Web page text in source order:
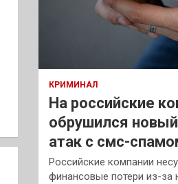
КРИМИНАЛ
На российские
обрушился
атак с смс-
Российские компании
финансовые потери из-за